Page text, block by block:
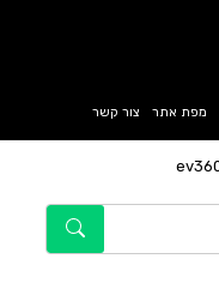
מפת אתר צור קשר